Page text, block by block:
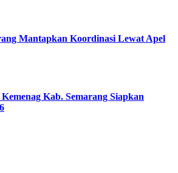
Mantapkan Koordinasi Lewat Apel
Kab. Semarang Siapkan